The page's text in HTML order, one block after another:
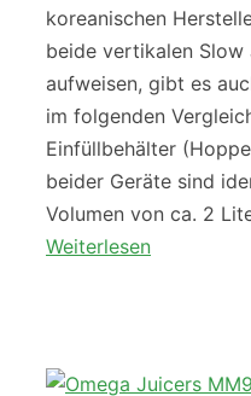
koreanischen
beide vertikalen Slow
aufweisen, gibt es
im folgenden
Einfüllbehälter
beider Geräte sind
Volumen von ca. 2
Weiterlesen